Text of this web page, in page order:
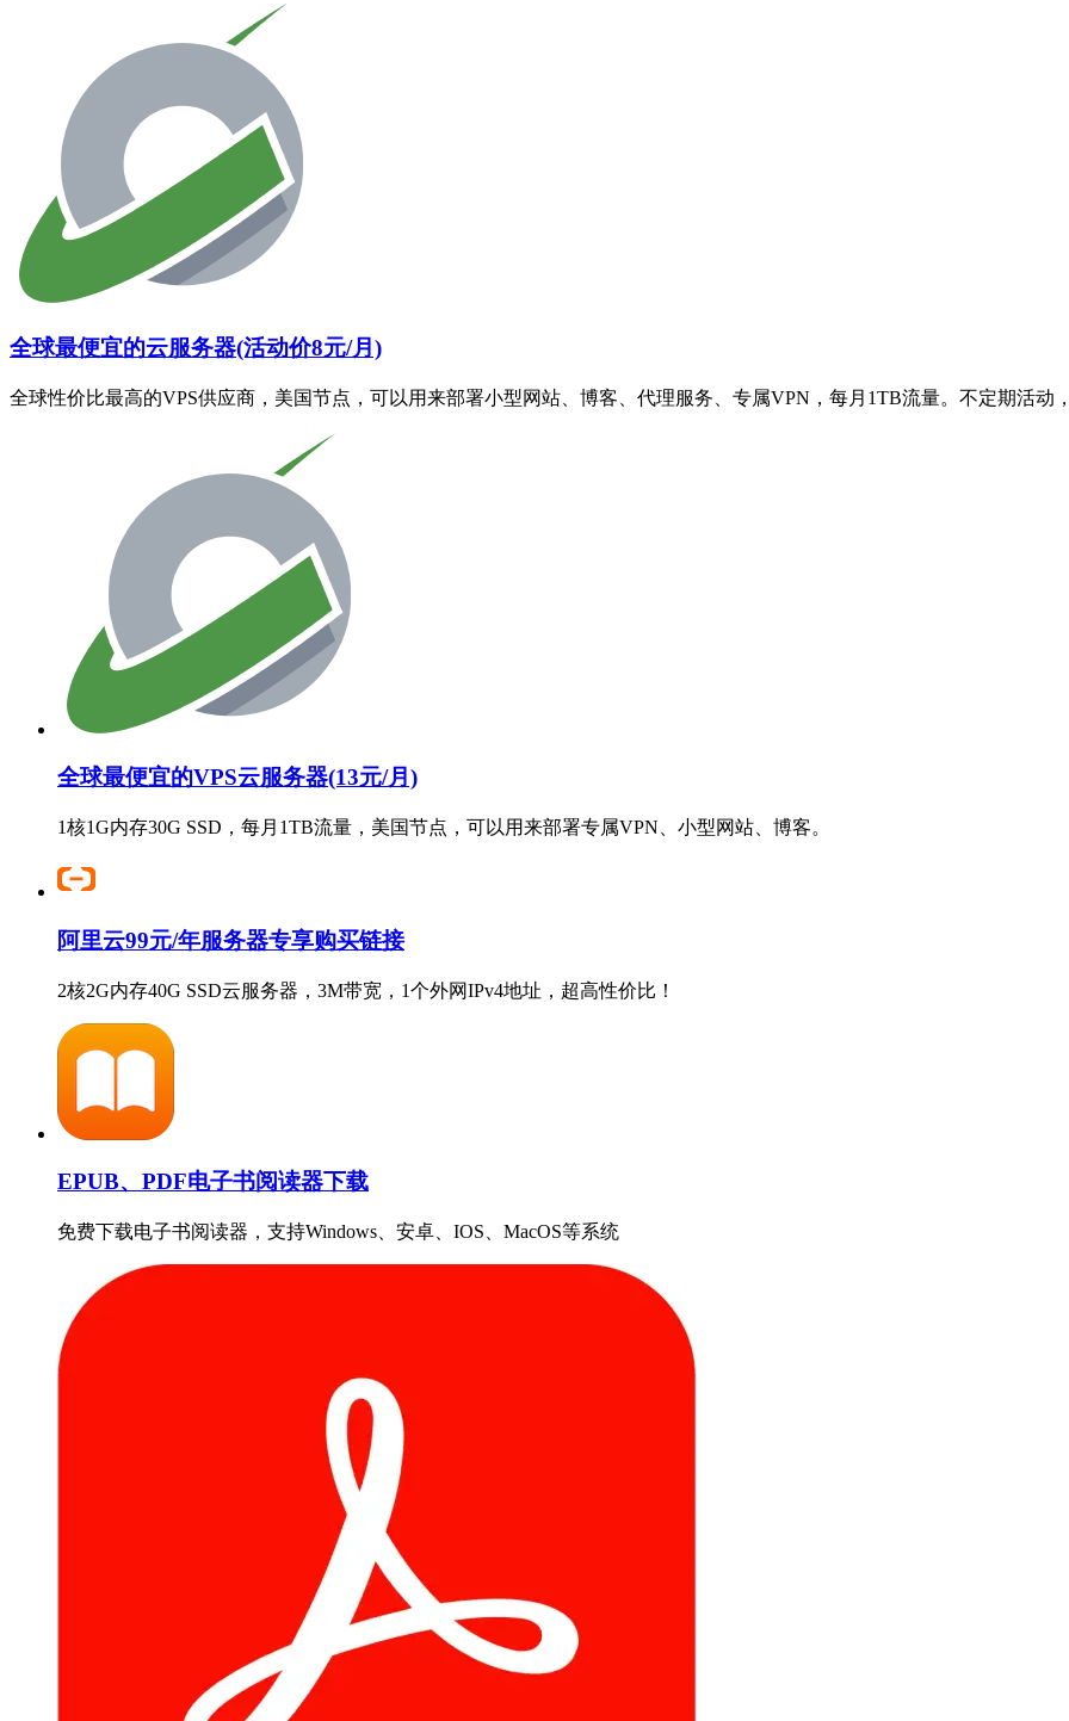
全球最便宜的云服务器(活动价8元/月)
全球性价比最高的VPS供应商，美国节点，可以用来部署小型网站、博客、代理服务、专属VPN，每月1TB流量。不定期活动
全球最便宜的VPS云服务器(13元/月)
1核1G内存30G SSD，每月1TB流量，美国节点，可以用来部署专属VPN、小型网站、博客。
阿里云99元/年服务器专享购买链接
2核2G内存40G SSD云服务器，3M带宽，1个外网IPv4地址，超高性价比！
EPUB、PDF电子书阅读器下载
免费下载电子书阅读器，支持Windows、安卓、IOS、MacOS等系统